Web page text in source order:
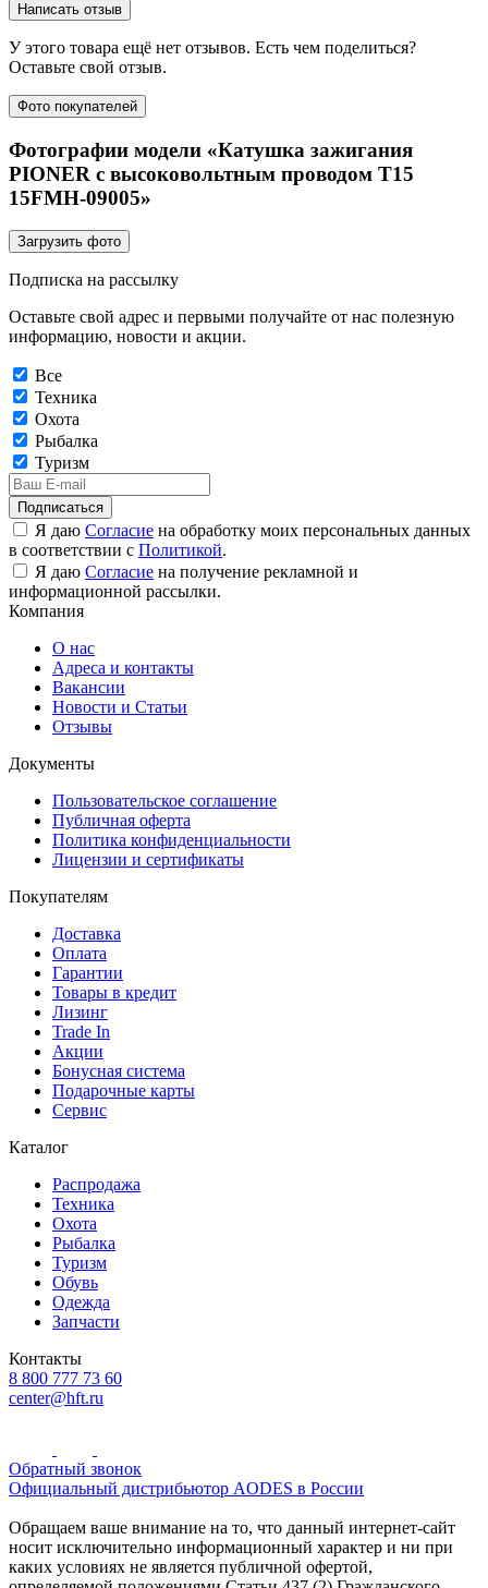
Написать отзыв
У этого товара ещё нет отзывов. Есть чем поделиться?
Оставьте свой отзыв.
Фото покупателей
Фотографии модели «Катушка зажигания
PIONER с высоковольтным проводом T15
15FMH-09005»
Загрузить фото
Подписка на рассылку
Оставьте свой адрес и первыми получайте от нас полезную
информацию, новости и акции.
Все
Техника
Охота
Рыбалка
Туризм
Подписаться
Я даю Согласие на обработку моих персональных данных
в соответствии с Политикой.
Я даю Согласие на получение рекламной и
информационной рассылки.
Компания
О нас
Адреса и контакты
Вакансии
Новости и Статьи
Отзывы
Документы
Пользовательское соглашение
Публичная оферта
Политика конфиденциальности
Лицензии и сертификаты
Покупателям
Доставка
Оплата
Гарантии
Товары в кредит
Лизинг
Trade In
Акции
Бонусная система
Подарочные карты
Сервис
Каталог
Распродажа
Техника
Охота
Рыбалка
Туризм
Обувь
Одежда
Запчасти
Контакты
8 800 777 73 60
center@hft.ru
Обратный звонок
Официальный дистрибьютор AODES в России
Обращаем ваше внимание на то, что данный интернет-сайт
носит исключительно информационный характер и ни при
каких условиях не является публичной офертой,